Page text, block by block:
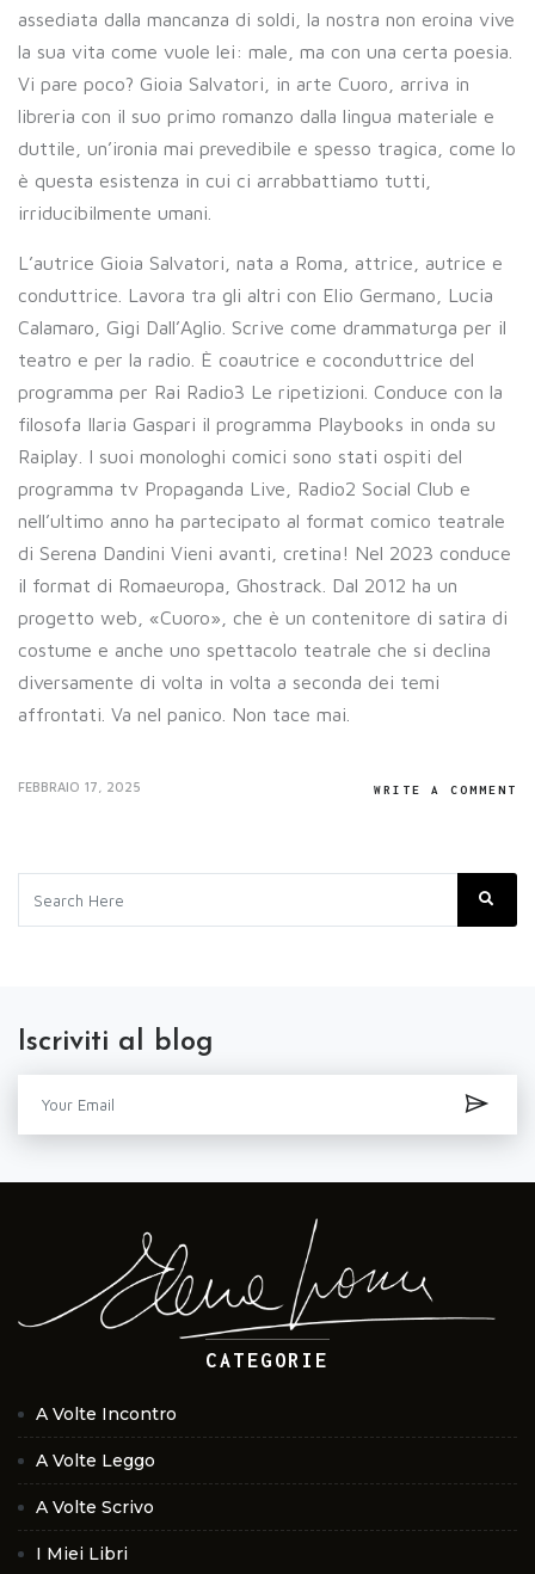
assediata dalla mancanza di soldi, la nostra non eroina vive
la sua vita come vuole lei: male, ma con una certa poesia.
Vi pare poco? Gioia Salvatori, in arte Cuoro, arriva in
libreria con il suo primo romanzo dalla lingua materiale e
duttile, un’ironia mai prevedibile e spesso tragica, come lo
è questa esistenza in cui ci arrabbattiamo tutti,
irriducibilmente umani.
L’autrice Gioia Salvatori, nata a Roma, attrice, autrice e
conduttrice. Lavora tra gli altri con Elio Germano, Lucia
Calamaro, Gigi Dall’Aglio. Scrive come drammaturga per il
teatro e per la radio. È coautrice e coconduttrice del
programma per Rai Radio3 Le ripetizioni. Conduce con la
filosofa Ilaria Gaspari il programma Playbooks in onda su
Raiplay. I suoi monologhi comici sono stati ospiti del
programma tv Propaganda Live, Radio2 Social Club e
nell’ultimo anno ha partecipato al format comico teatrale
di Serena Dandini Vieni avanti, cretina! Nel 2023 conduce
il format di Romaeuropa, Ghostrack. Dal 2012 ha un
progetto web, «Cuoro», che è un contenitore di satira di
costume e anche uno spettacolo teatrale che si declina
diversamente di volta in volta a seconda dei temi
affrontati. Va nel panico. Non tace mai.
FEBBRAIO 17, 2025 WRITE A COMMENT
Iscriviti al blog
CATEGORIE
A Volte Incontro
A Volte Leggo
A Volte Scrivo
I Miei Libri